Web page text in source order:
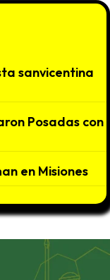
sanvicentina
Posadas con
en Misiones